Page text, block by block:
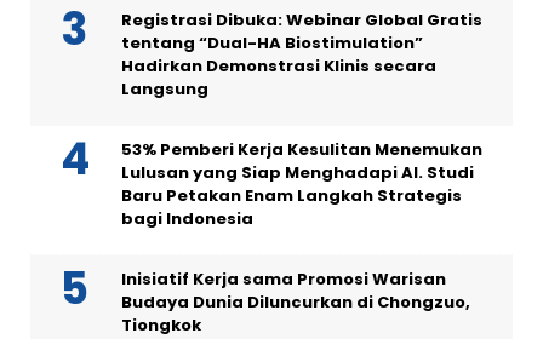
Registrasi Dibuka: Webinar Global Gratis
tentang “Dual-HA Biostimulation”
Hadirkan Demonstrasi Klinis secara
Langsung
53% Pemberi Kerja Kesulitan Menemukan
Lulusan yang Siap Menghadapi AI. Studi
Baru Petakan Enam Langkah Strategis
bagi Indonesia
Inisiatif Kerja sama Promosi Warisan
Budaya Dunia Diluncurkan di Chongzuo,
Tiongkok